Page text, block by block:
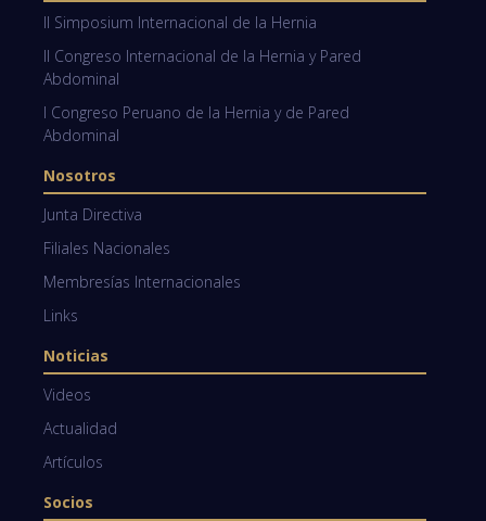
II Simposium Internacional de la Hernia
II Congreso Internacional de la Hernia y Pared
Abdominal
I Congreso Peruano de la Hernia y de Pared
Abdominal
Nosotros
Junta Directiva
Filiales Nacionales
Membresías Internacionales
Links
Noticias
Videos
Actualidad
Artículos
Socios